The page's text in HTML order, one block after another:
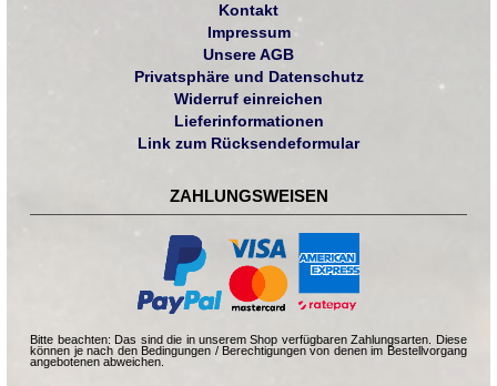
Kontakt
Impressum
Unsere AGB
Privatsphäre und Datenschutz
Widerruf einreichen
Lieferinformationen
Link zum Rücksendeformular
ZAHLUNGSWEISEN
Bitte beachten: Das sind die in unserem Shop verfügbaren Zahlungsarten. Diese
können je nach den Bedingungen / Berechtigungen von denen im Bestellvorgang
angebotenen abweichen.